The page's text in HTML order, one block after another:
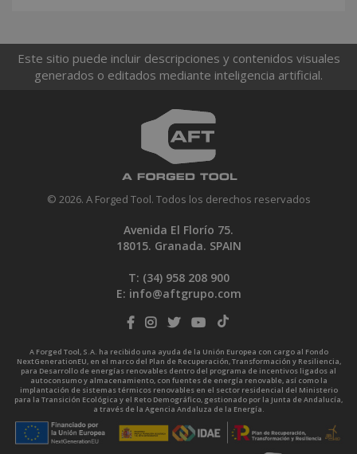
Este sitio puede incluir descripciones y contenidos visuales
generados o editados mediante inteligencia artificial.
© 2026. A Forged Tool. Todos los derechos reservados
Avenida El Florío 75.
18015. Granada. SPAIN
T: (34) 958 208 900
E: info@aftgrupo.com
A Forged Tool, S.A. ha recibido una ayuda de la Unión Europea con cargo al Fondo
NextGenerationEU, en el marco del Plan de Recuperación, Transformación y Resiliencia,
para Desarrollo de energías renovables dentro del programa de incentivos ligados al
autoconsumo y almacenamiento, con fuentes de energía renovable, así como la
implantación de sistemas térmicos renovables en el sector residencial del Ministerio
para la Transición Ecológica y el Reto Demográfico, gestionado por la Junta de Andalucía,
a través de la Agencia Andaluza de la Energía.